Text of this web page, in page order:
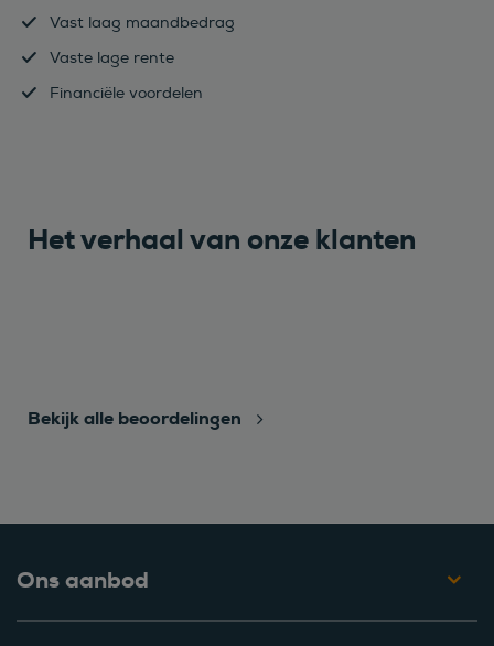
Vast laag maandbedrag
Vaste lage rente
Financiële voordelen
Het verhaal van onze klanten
Bekijk alle beoordelingen
Ons aanbod